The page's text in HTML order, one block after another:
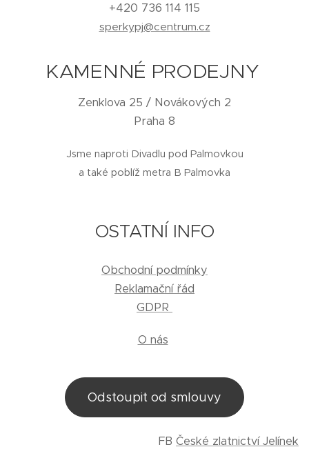
+420 736 114 115
sperkypj@centrum.cz
KAMENNÉ PRODEJNY
Zenklova 25 / Novákových 2
Praha 8
Jsme naproti Divadlu pod Palmovkou
a také poblíž metra B Palmovka
OSTATNÍ INFO
Obchodní podmínky
Reklamační řád
GDPR
O nás
Odstoupit od smlouvy
FB České zlatnictví Jelínek